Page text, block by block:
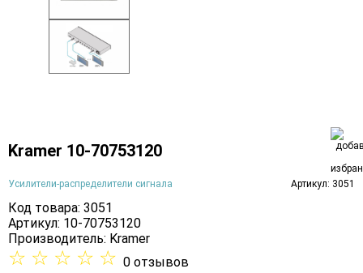
Kramer 10-70753120
Усилители-распределители сигнала Артикул: 3051
Код товара: 3051
Артикул: 10-70753120
Производитель: Kramer
☆ ☆ ☆ ☆ ☆ 0 отзывов